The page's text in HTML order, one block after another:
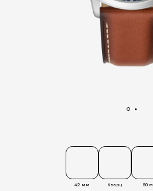
42 мм Кварц 50 м